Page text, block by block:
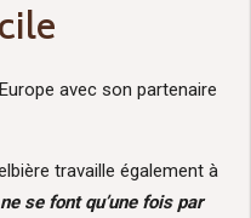
avec son partenaire
travaille également à
se font qu’une fois par